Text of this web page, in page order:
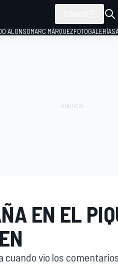
ALONSOMARC MÁRQUEZFOTOGALERÍAS
EN EL
cuando vio los